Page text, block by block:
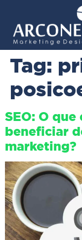
Tag:
SEO: O que
beneficiar
marketing?